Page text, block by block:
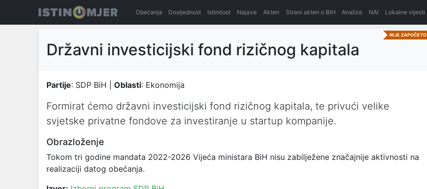
Obećanja Dosljednost Istinitost Najave Akteri Strani akteri o BiH Analize NAI Lokalne vijesti
NIJE ZAPOČETO
Državni investicijski fond rizičnog kapitala
Partije: SDP BiH | Oblasti: Ekonomija
Formirat ćemo državni investicijski fond rizičnog kapitala, te privući velike
svjetske privatne fondove za investiranje u startup kompanije.
Obrazloženje
Tokom tri godine mandata 2022-2026 Vijeća ministara BiH nisu zabilježene značajnije aktivnosti na
realizaciji datog obećanja.